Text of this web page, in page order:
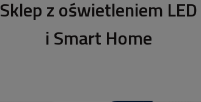
Sklep z oświetleniem LED
i Smart Home